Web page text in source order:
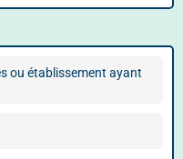
ou établissement ayant